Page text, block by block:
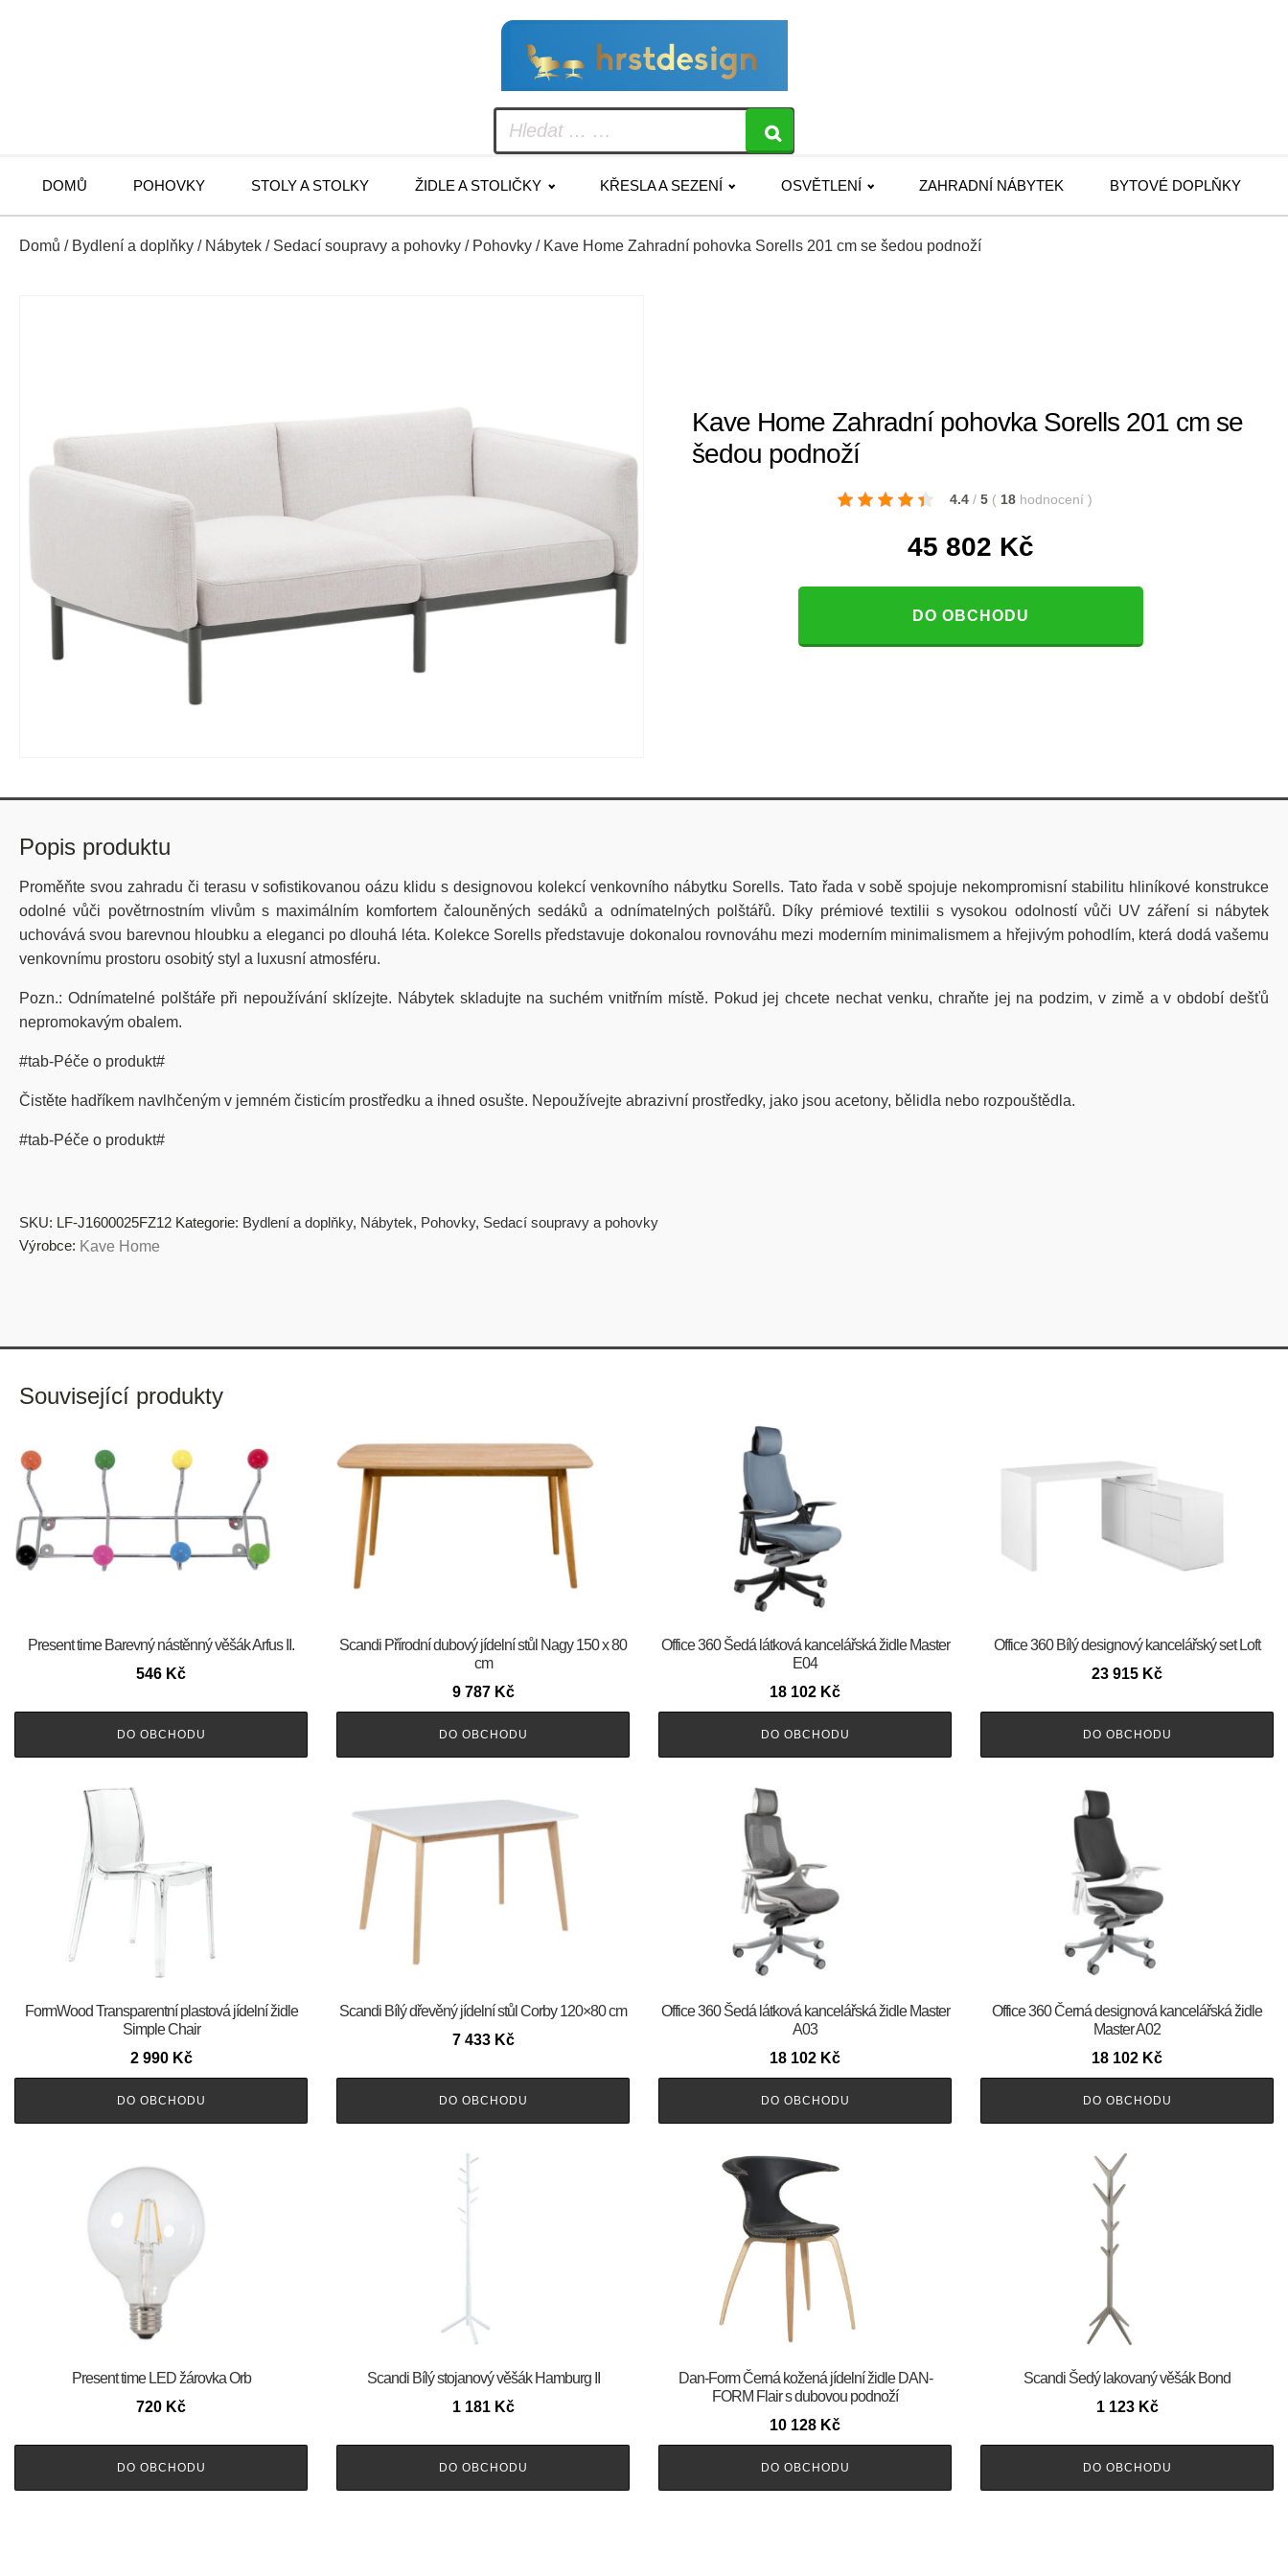
DOMŮ POHOVKY STOLY A STOLKY ŽIDLE A STOLIČKY KŘESLA A SEZENÍ OSVĚTLENÍ ZAHRADNÍ NÁBYTEK BYTOVÉ DOPLŇKY
Domů / Bydlení a doplňky / Nábytek / Sedací soupravy a pohovky / Pohovky / Kave Home Zahradní pohovka Sorells 201 cm se šedou podnoží
Kave Home Zahradní pohovka Sorells 201 cm se
šedou podnoží
4.4 / 5 ( 18 hodnocení )
45 802 Kč
DO OBCHODU
Popis produktu
Proměňte svou zahradu či terasu v sofistikovanou oázu klidu s designovou kolekcí venkovního nábytku Sorells. Tato řada v sobě spojuje nekompromisní stabilitu hliníkové konstrukce
odolné vůči povětrnostním vlivům s maximálním komfortem čalouněných sedáků a odnímatelných polštářů. Díky prémiové textilii s vysokou odolností vůči UV záření si nábytek
uchovává svou barevnou hloubku a eleganci po dlouhá léta. Kolekce Sorells představuje dokonalou rovnováhu mezi moderním minimalismem a hřejivým pohodlím, která dodá vašemu
venkovnímu prostoru osobitý styl a luxusní atmosféru.
Pozn.: Odnímatelné polštáře při nepoužívání sklízejte. Nábytek skladujte na suchém vnitřním místě. Pokud jej chcete nechat venku, chraňte jej na podzim, v zimě a v období dešťů
nepromokavým obalem.
#tab-Péče o produkt#
Čistěte hadříkem navlhčeným v jemném čisticím prostředku a ihned osušte. Nepoužívejte abrazivní prostředky, jako jsou acetony, bělidla nebo rozpouštědla.
#tab-Péče o produkt#
SKU: LF-J1600025FZ12 Kategorie: Bydlení a doplňky, Nábytek, Pohovky, Sedací soupravy a pohovky
Výrobce: Kave Home
Související produkty
Present time Barevný nástěnný věšák Arfus II.
546 Kč
DO OBCHODU
Scandi Přírodní dubový jídelní stůl Nagy 150 x 80
cm
9 787 Kč
DO OBCHODU
Office 360 Šedá látková kancelářská židle Master
E04
18 102 Kč
DO OBCHODU
Office 360 Bílý designový kancelářský set Loft
23 915 Kč
DO OBCHODU
FormWood Transparentní plastová jídelní židle
Simple Chair
2 990 Kč
DO OBCHODU
Scandi Bílý dřevěný jídelní stůl Corby 120×80 cm
7 433 Kč
DO OBCHODU
Office 360 Šedá látková kancelářská židle Master
A03
18 102 Kč
DO OBCHODU
Office 360 Černá designová kancelářská židle
Master A02
18 102 Kč
DO OBCHODU
Present time LED žárovka Orb
720 Kč
DO OBCHODU
Scandi Bílý stojanový věšák Hamburg II
1 181 Kč
DO OBCHODU
​​​​​Dan-Form Černá kožená jídelní židle DAN-
FORM Flair s dubovou podnoží
10 128 Kč
DO OBCHODU
Scandi Šedý lakovaný věšák Bond
1 123 Kč
DO OBCHODU